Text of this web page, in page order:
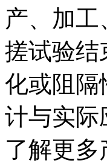
产、加
搓试验结
化或阻隔
计与实际
了解更多